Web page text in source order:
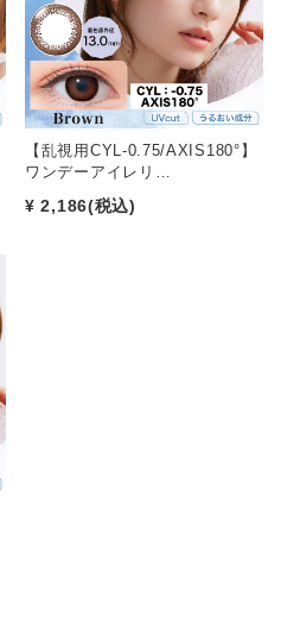
【乱視用CYL-0.75/AXIS180°】
ワンデーアイレリ…
¥ 2,186(税込)